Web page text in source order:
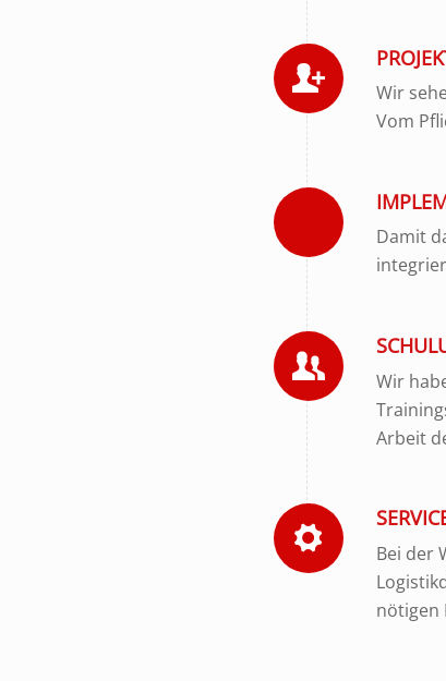
Wir
Vom
Damit
Wir
Arbeit
Bei der
nötigen